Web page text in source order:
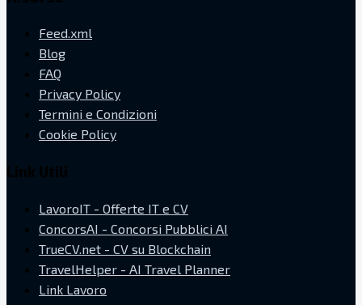
Feed.xml
Blog
FAQ
Privacy Policy
Termini e Condizioni
Cookie Policy
LavoroIT - Offerte IT e CV
ConcorsAI - Concorsi Pubblici AI
TrueCV.net - CV su Blockchain
TravelHelper - AI Travel Planner
Link Lavoro